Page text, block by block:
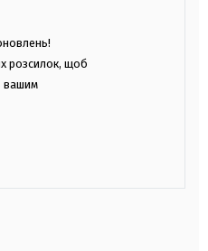
розсилок, щоб
вашим